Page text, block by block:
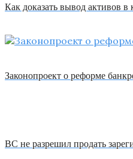
Как доказать вывод активов в
Законопроект о реформе
ВС не разрешил продать